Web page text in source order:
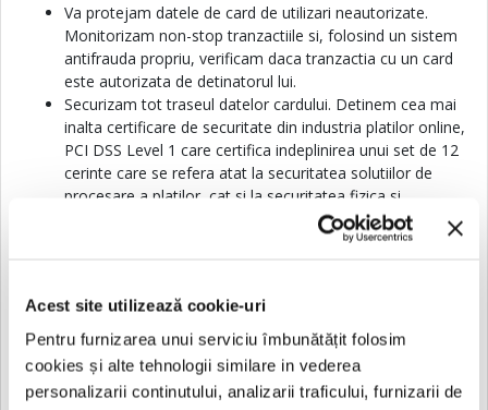
Acest site utilizează cookie-uri
Pentru furnizarea unui serviciu îmbunătățit folosim
cookies și alte tehnologii similare in vederea
personalizarii continutului, analizarii traficului, furnizarii de
Va protejam datele de card de utilizari neautorizate.
Monitorizam non-stop tranzactiile si, folosind un sistem
antifrauda propriu, verificam daca tranzactia cu un card
este autorizata de detinatorul lui.
Securizam tot traseul datelor cardului. Detinem cea mai
inalta certificare de securitate din industria platilor online,
PCI DSS Level 1 care certifica indeplinirea unui set de 12
cerinte care se refera atat la securitatea solutiilor de
procesare a platilor, cat si la securitatea fizica si
electronica a datelor si reprezinta o garantie a faptului
ca, indiferent de situatie, datele dumneavoastra nu vor fi
face o plata oricand, in orice zi si la orice ora. Daca aveti
nevoie de informatii sau clarificari, ne puteti scrie sau
suna 24/7/365.
Procesam 3D Secure, ceea ce inseamna ca, daca totusi
apar incidente neplacute, dumneavoastra sunteti